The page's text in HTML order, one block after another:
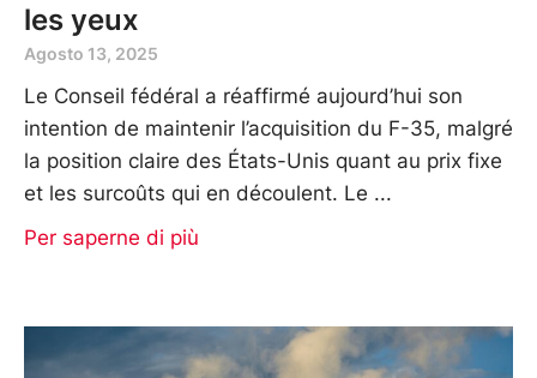
les yeux
Agosto 13, 2025
Le Conseil fédéral a réaffirmé aujourd’hui son
intention de maintenir l’acquisition du F-35, malgré
la position claire des États-Unis quant au prix fixe
et les surcoûts qui en découlent. Le
Per saperne di più